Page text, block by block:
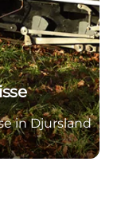
in Djursland